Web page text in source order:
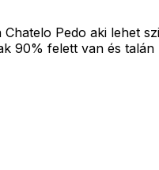
Pedo aki lehet
90% felett van és